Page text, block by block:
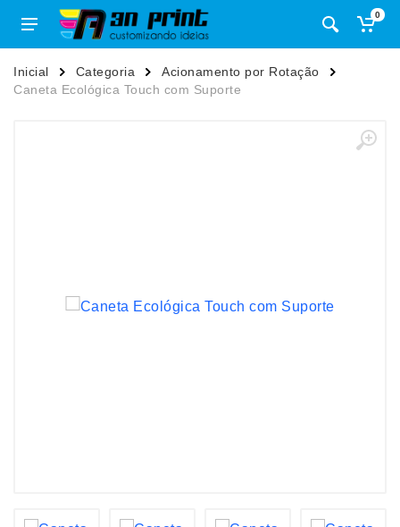
0
Inicial Categoria
Acionamento por Rotação
Caneta Ecológica Touch com Suporte